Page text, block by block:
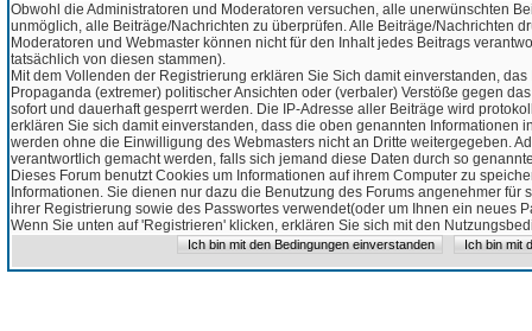
Obwohl die Administratoren und Moderatoren versuchen, alle unerwünschten
unmöglich, alle Beiträge/Nachrichten zu überprüfen. Alle Beiträge/Nachrichten
Moderatoren und Webmaster können nicht für den Inhalt jedes Beitrags
tatsächlich von diesen stammen).
Mit dem Vollenden der Registrierung erklären Sie Sich damit einverstanden,
Propaganda (extremer) politischer Ansichten oder (verbaler) Verstöße gegen
sofort und dauerhaft gesperrt werden. Die IP-Adresse aller Beiträge wird
erklären Sie sich damit einverstanden, dass die oben genannten Informationen
werden ohne die Einwilligung des Webmasters nicht an Dritte weitergegeben.
verantwortlich gemacht werden, falls sich jemand diese Daten durch so
Dieses Forum benutzt Cookies um Informationen auf ihrem Computer zu
Informationen. Sie dienen nur dazu die Benutzung des Forums angenehmer
ihrer Registrierung sowie des Passwortes verwendet(oder um Ihnen ein neues
Wenn Sie unten auf 'Registrieren' klicken, erklären Sie sich mit den